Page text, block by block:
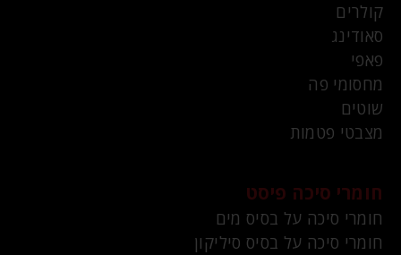
קולרים
סאודינג
פאפי
מחסומי פה
שוטים
מצבטי פטמות
חומרי סיכה פיסט
חומרי סיכה על בסיס מים
חומרי סיכה על בסיס סיליקון